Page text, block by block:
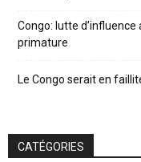
Congo: lutte
primature
Le Congo serait en
CATÉGORIES